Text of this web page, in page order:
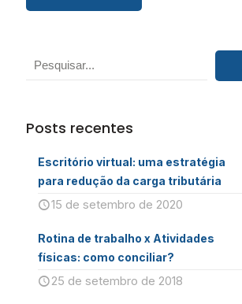
Pesquisar
Posts recentes
Escritório virtual: uma estratégia
para redução da carga tributária
15 de setembro de 2020
Rotina de trabalho x Atividades
físicas: como conciliar?
25 de setembro de 2018